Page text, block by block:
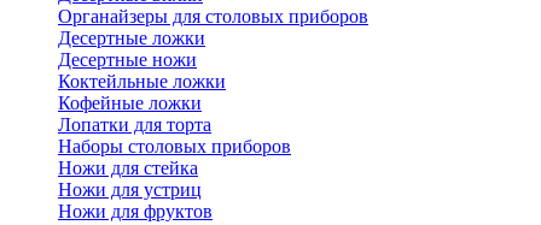
Органайзеры для столовых приборов
Десертные ложки
Десертные ножи
Коктейльные ложки
Кофейные ложки
Лопатки для торта
Наборы столовых приборов
Ножи для стейка
Ножи для устриц
Ножи для фруктов